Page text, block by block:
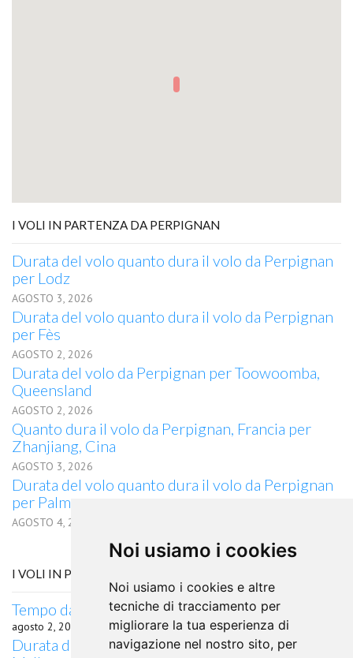
Noi usiamo i cookies
Noi usiamo i cookies e altre
tecniche di tracciamento per
migliorare la tua esperienza di
navigazione nel nostro sito, per
I VOLI IN PARTENZA DA PERPIGNAN
Durata del volo quanto dura il volo da Perpignan
per Lodz
AGOSTO 3, 2026
Durata del volo quanto dura il volo da Perpignan
per Fès
AGOSTO 2, 2026
Durata del volo da Perpignan per Toowoomba,
Queensland
AGOSTO 2, 2026
Quanto dura il volo da Perpignan, Francia per
Zhanjiang, Cina
AGOSTO 3, 2026
Durata del volo quanto dura il volo da Perpignan
per Palmas
AGOSTO 4, 2026
I VOLI IN PARTENZA DA PALMA DE MALLORCA
Tempo da Palma de Mallorca a Tunisi in aereo
agosto 2, 2026
Durata del volo quanto dura il volo da Palma de